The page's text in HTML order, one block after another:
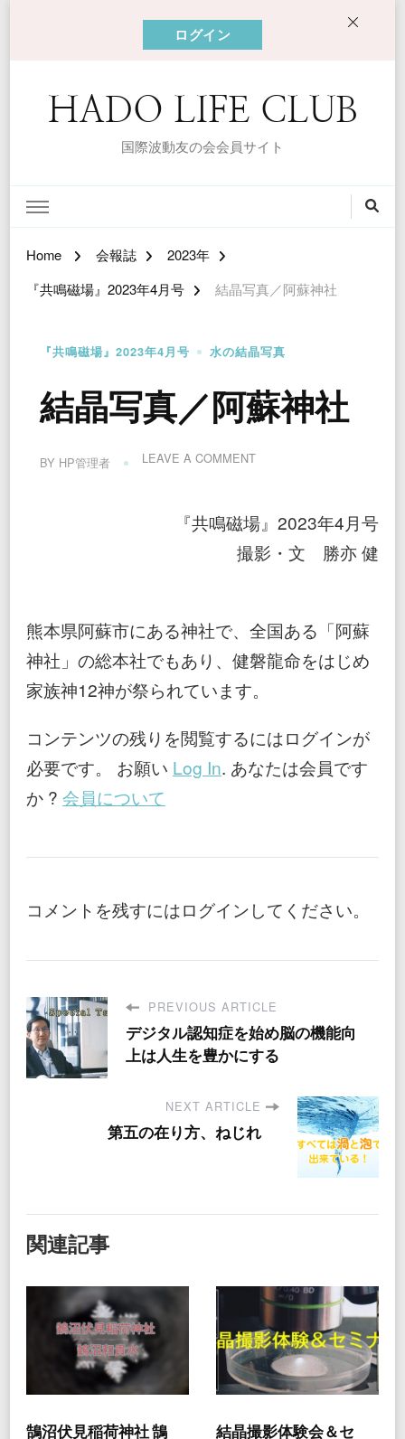
ログイン
HADO LIFE CLUB
国際波動友の会会員サイト
Home 会報誌
2023年
『共鳴磁場』2023年4月号
結晶写真／阿蘇神社
『共鳴磁場』2023年4月号 水の結晶写真
結晶写真／阿蘇神社
BY HP管理者 LEAVE A COMMENTON
真
／
阿
『共鳴磁場』2023年4月号
撮影・文 勝亦 健
熊本県阿蘇市にある神社で、全国ある「阿蘇
神社」の総本社でもあり、健磐龍命をはじめ
家族神12神が祭られています。
コンテンツの残りを閲覧するにはログインが
必要です。 お願い Log In. あなたは会員です
か ? 会員について
コメントを残すにはログインしてください。
PREVIOUS ARTICLE
デジタル認知症を始め脳の機能向
上は人生を豊かにする
NEXT ARTICLE
第五の在り方、ねじれ
関連記事
鵠沼伏見稲荷神社 鵠
結晶撮影体験会＆セ